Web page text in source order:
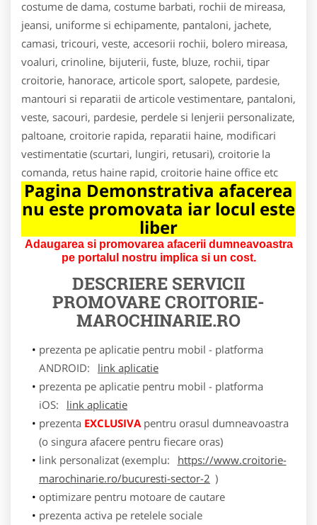
costume de dama, costume barbati, rochii de mireasa,
jeansi, uniforme si echipamente, pantaloni, jachete,
camasi, tricouri, veste, accesorii rochii, bolero mireasa,
voaluri, crinoline, bijuterii, fuste, bluze, rochii, tipar
croitorie, hanorace, articole sport, salopete, pardesie,
mantouri si reparatii de articole vestimentare, pantaloni,
veste, sacouri, pardesie, perdele si lenjerii personalizate,
paltoane, croitorie rapida, reparatii haine, modificari
vestimentatie (scurtari, lungiri, retusari), croitorie la
comanda, retus haine rapid, croitorie haine office etc
Pagina Demonstrativa afacerea
nu este promovata iar locul este
liber
Adaugarea si promovarea afacerii dumneavoastra
pe portalul nostru implica si un cost.
DESCRIERE SERVICII
PROMOVARECROITORIE-
MAROCHINARIE.RO
prezenta pe aplicatie pentru mobil - platforma
ANDROID:
link aplicatie
prezenta pe aplicatie pentru mobil - platforma
iOS:
link aplicatie
prezenta EXCLUSIVApentru orasul dumneavoastra
(o singura afacere pentru fiecare oras)
link personalizat (exemplu:
https://www.croitorie-
marochinarie.ro/bucuresti-sector-2 )
optimizare pentru motoare de cautare
prezenta activa pe retelele sociale